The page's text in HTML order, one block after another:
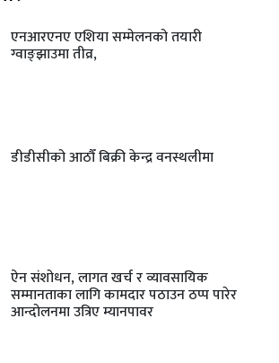
एनआरएनए एशिया सम्मेलनको तयारी
ग्वाङ्झाउमा तीव्र,
डीडीसीको आठौँ बिक्री केन्द्र वनस्थलीमा
ऐन संशोधन, लागत खर्च र व्यावसायिक
सम्मानताका लागि कामदार पठाउन ठप्प पारेर
आन्दोलनमा उत्रिए म्यानपावर